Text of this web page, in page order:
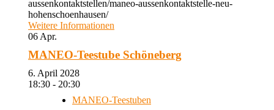
aussenkontaktstellen/maneo-aussenkontaktstelle-neu-
hohenschoenhausen/
Weitere Informationen
06 Apr.
MANEO-Teestube Schöneberg
6. April 2028
18:30 - 20:30
MANEO-Teestuben